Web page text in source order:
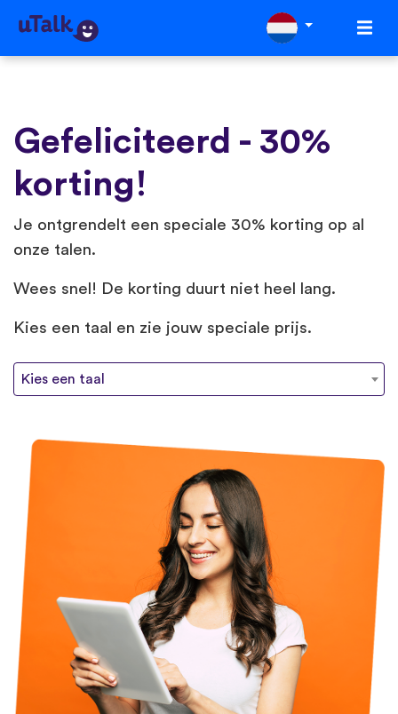
Gefeliciteerd - 30%
korting!
Je ontgrendelt een speciale 30% korting op al
onze talen.
Wees snel! De korting duurt niet heel lang.
Kies een taal en zie jouw speciale prijs.
Kies een taal